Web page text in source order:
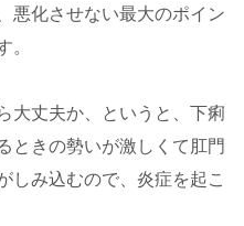
悪化させない最大のポイン
大丈夫か、というと、下痢
ときの勢いが激しくて肛門
しみ込むので、炎症を起こ